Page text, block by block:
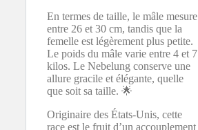
En termes de taille, le mâle mesure
entre 26 et 30 cm, tandis que la
femelle est légèrement plus petite.
Le poids du mâle varie entre 4 et 7
kilos. Le Nebelung conserve une
allure gracile et élégante, quelle
que soit sa taille. 🌟
Originaire des États-Unis, cette
race est le fruit d’un accouplement